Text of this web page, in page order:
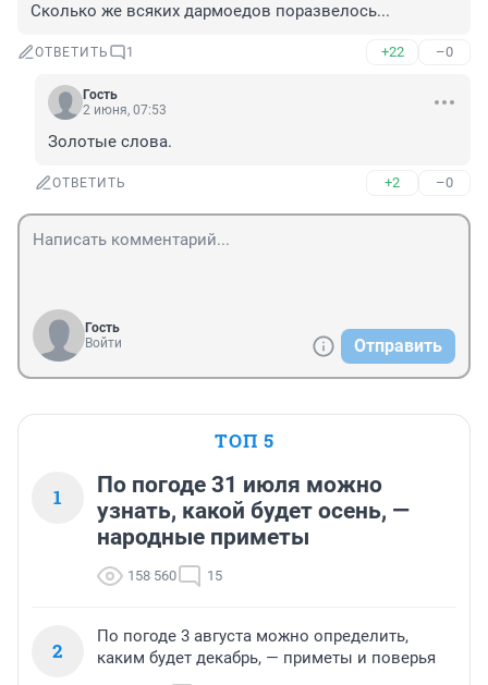
Сколько же всяких дармоедов поразвелось...
ОТВЕТИТЬ 1 +22 –0
Гость
2 июня, 07:53
Золотые слова.
ОТВЕТИТЬ +2 –0
Гость
Войти
Отправить
ТОП 5
1
По погоде 31 июля можно
узнать, какой будет осень, —
народные приметы
158 560 15
2
По погоде 3 августа можно определить,
каким будет декабрь, — приметы и поверья